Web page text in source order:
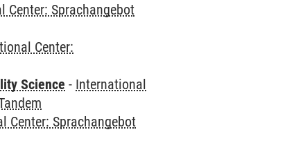
Center: Sprachangebot
Center:
Science - International
Center: Sprachangebot